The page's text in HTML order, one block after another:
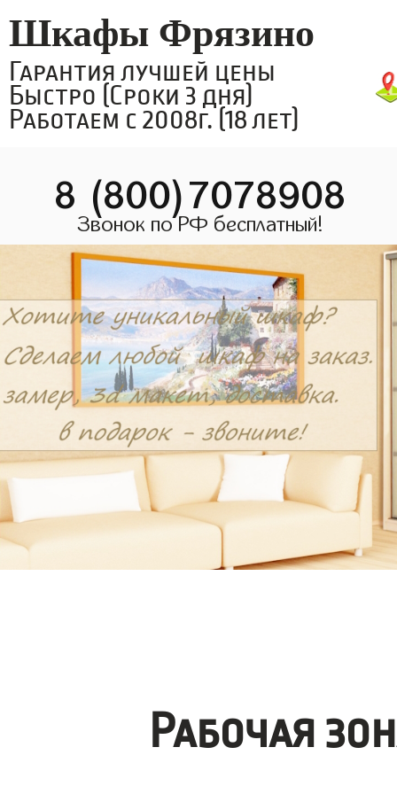
Шкафы Фрязино
Гарантия лучшей цены
Быстро (Сроки 3 дня)
Работаем с 2008г. (18 лет)
8 (800)7078908
Звонок по РФ бесплатный!
Рабочая